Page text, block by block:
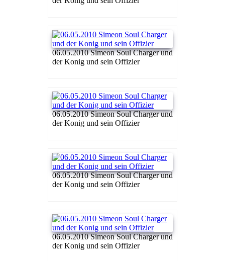
06.05.2010 Simeon Soul Charger und
der Konig und sein Offizier
06.05.2010 Simeon Soul Charger und
der Konig und sein Offizier
06.05.2010 Simeon Soul Charger und
der Konig und sein Offizier
06.05.2010 Simeon Soul Charger und
der Konig und sein Offizier